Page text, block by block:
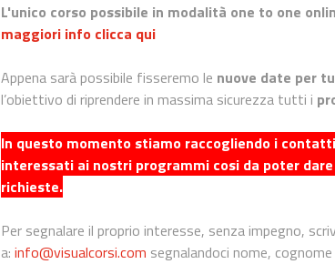
L'unico corso possibile in modalità one to one
maggiori info clicca qui
Appena sarà possibile fisseremo le nuove date per
l’obiettivo di riprendere in massima sicurezza tutti i
In questo momento stiamo raccogliendo i
interessati ai nostri programmi cosi da poter
richieste.
Per segnalare il proprio interesse, senza impegno,
a:info@visualcorsi.com segnalandoci nome,